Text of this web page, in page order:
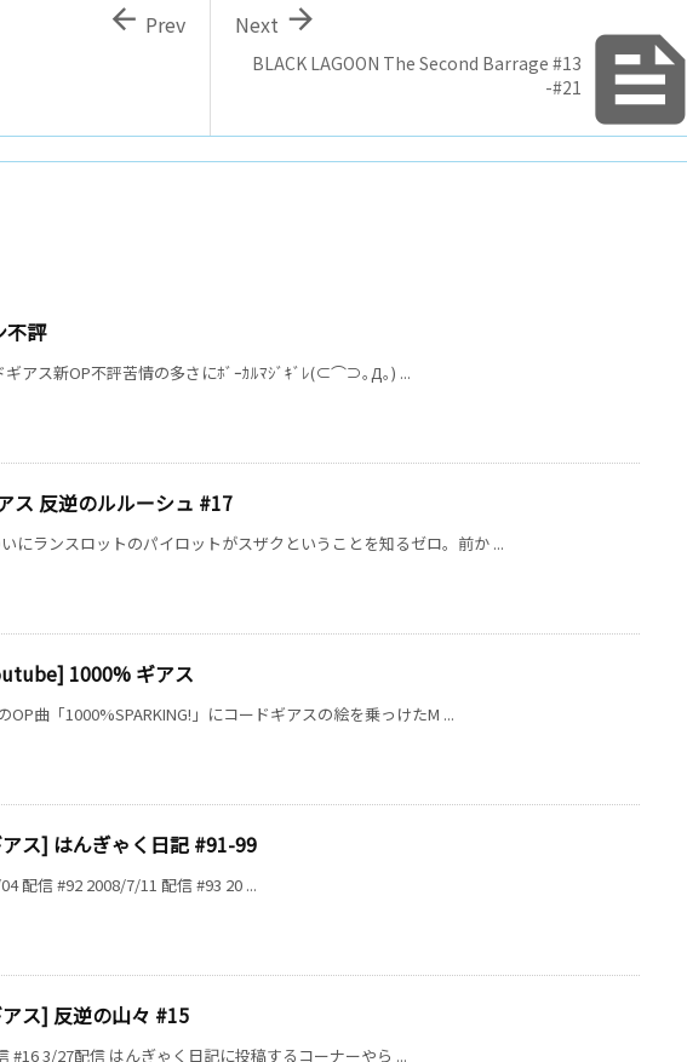

BLACK LAGOON The Second Barrage #13
-#21

Next
 Prev
不評
ギアス新OP不評苦情の多さにﾎﾞｰｶﾙﾏｼﾞｷﾞﾚ(⊂⌒⊃｡Д｡) ...
ス 反逆のルルーシュ #17
にランスロットのパイロットがスザクということを知るゼロ。前か ...
1000% ギアス
OP曲「1000%SPARKING!」にコードギアスの絵を乗っけたM ...
ス] はんぎゃく日記 #91-99
配信 #92 2008/7/11 配信 #93 20 ...
ス] 反逆の山々 #15
#16 3/27配信 はんぎゃく日記に投稿するコーナーやら ...